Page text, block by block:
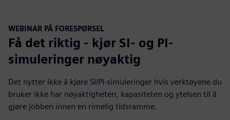
WEBINAR PÅ FORESPØRSEL
Få det riktig - kjør SI- og PI-
simuleringer nøyaktig
Det nytter ikke å kjøre SI/PI-simuleringer hvis verktøyene du
bruker ikke har nøyaktigheten, kapasiteten og ytelsen til å
gjøre jobben innen en rimelig tidsramme.